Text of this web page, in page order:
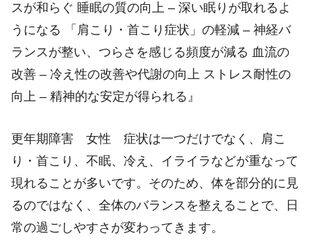
スが和らぐ 睡眠の質の向上 – 深い眠りが取れるよ
うになる 「肩こり・首こり症状」の軽減 – 神経バ
ランスが整い、つらさを感じる頻度が減る 血流の
改善 – 冷え性の改善や代謝の向上 ストレス耐性の
向上 – 精神的な安定が得られる』
更年期障害 女性 症状は一つだけでなく、肩こ
り・首こり、不眠、冷え、イライラなどが重なって
現れることが多いです。そのため、体を部分的に見
るのではなく、全体のバランスを整えることで、日
常の過ごしやすさが変わってきます。